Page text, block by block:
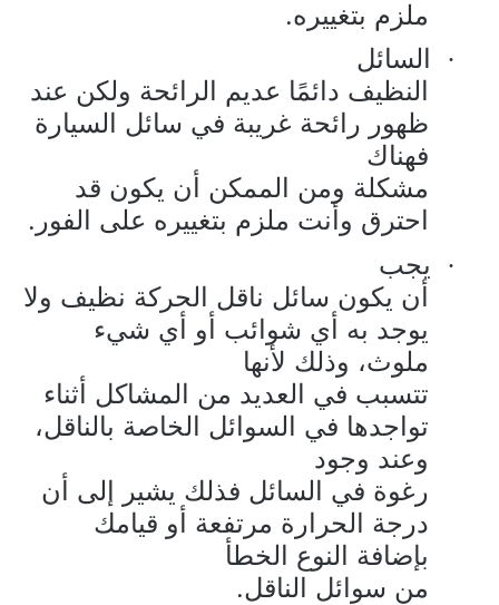
ملزم بتغييره.
·
السائل
النظيف دائمًا عديم الرائحة ولكن عند
ظهور رائحة غريبة في سائل السيارة
فهناك
مشكلة ومن الممكن أن يكون قد
احترق وأنت ملزم بتغييره على الفور.
·
يجب
أن يكون سائل ناقل الحركة نظيف ولا
يوجد به أي شوائب أو أي شيء
ملوث، وذلك لأنها
تتسبب في العديد من المشاكل أثناء
تواجدها في السوائل الخاصة بالناقل،
وعند وجود
رغوة في السائل فذلك يشير إلى أن
درجة الحرارة مرتفعة أو قيامك
بإضافة النوع الخطأ
من سوائل الناقل.